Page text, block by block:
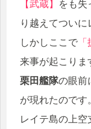
【武蔵】 をも失
り越えてついに
しかしここで
来事が起こりま
栗田艦隊の眼前
が現れたのです
レイテ島の上